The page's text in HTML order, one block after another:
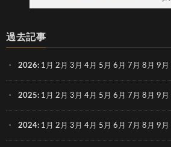
過去記事
2026: 1月 2月 3月 4月 5月 6月 7月 8月 9月
2025: 1月 2月 3月 4月 5月 6月 7月 8月 9月
2024: 1月 2月 3月 4月 5月 6月 7月 8月 9月